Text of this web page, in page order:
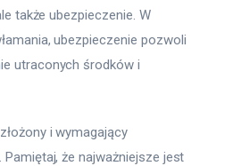
także ubezpieczenie. W
ubezpieczenie pozwoli
utraconych środków i
i wymagający
że najważniejsze jest